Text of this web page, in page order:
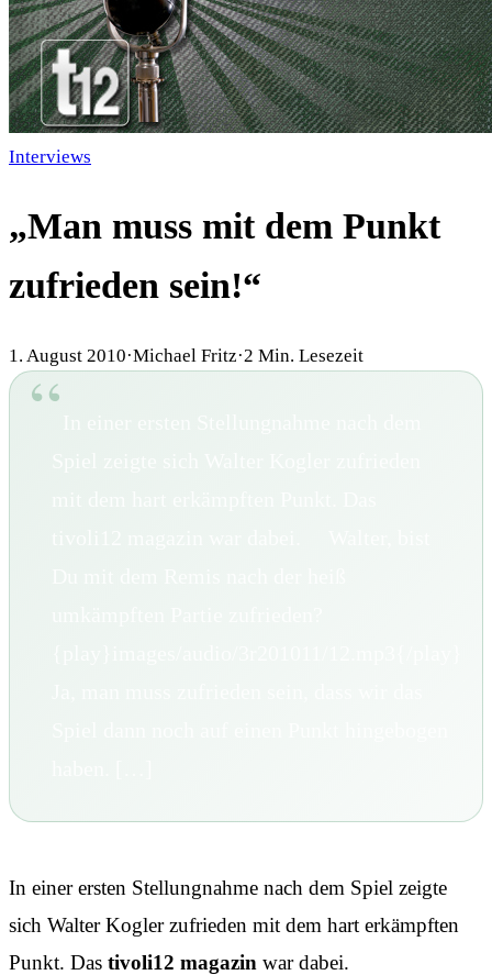
Interviews
„Man muss mit dem Punkt
zufrieden sein!“
1. August 2010·Michael Fritz·2 Min. Lesezeit
In einer ersten Stellungnahme nach dem Spiel zeigte
sich Walter Kogler zufrieden mit dem hart erkämpften
Punkt. Das tivoli12 magazin war dabei.